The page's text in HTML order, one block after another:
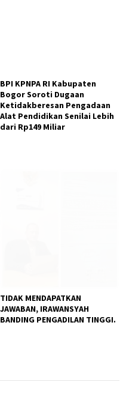
BPI KPNPA RI Kabupaten
Bogor Soroti Dugaan
Ketidakberesan Pengadaan
Alat Pendidikan Senilai Lebih
dari Rp149 Miliar